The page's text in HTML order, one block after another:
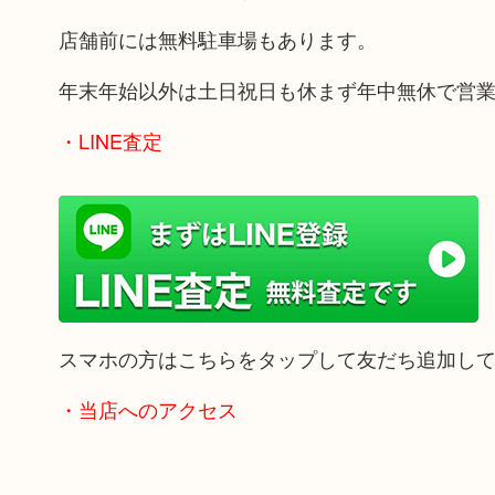
店舗前には無料駐車場もあります。
年末年始以外は土日祝日も休まず年中無休で営業
・LINE査定
スマホの方はこちらをタップして友だち追加して
・当店へのアクセス